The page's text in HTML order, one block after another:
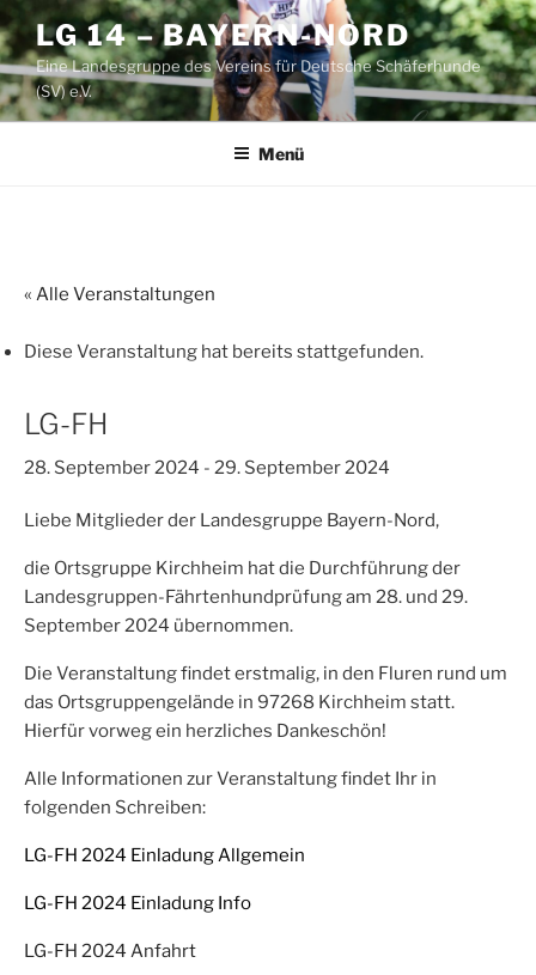
Zum
Inhalt
springen
LG 14 – BAYERN-NORD
Eine Landesgruppe des Vereins für Deutsche Schäferhunde
(SV) e.V.
Menü
« Alle Veranstaltungen
Diese Veranstaltung hat bereits stattgefunden.
LG-FH
28. September 2024 - 29. September 2024
Liebe Mitglieder der Landesgruppe Bayern-Nord,
die Ortsgruppe Kirchheim hat die Durchführung der
Landesgruppen-Fährtenhundprüfung am 28. und 29.
September 2024 übernommen.
Die Veranstaltung findet erstmalig, in den Fluren rund um
das Ortsgruppengelände in 97268 Kirchheim statt.
Hierfür vorweg ein herzliches Dankeschön!
Alle Informationen zur Veranstaltung findet Ihr in
folgenden Schreiben:
LG-FH 2024 Einladung Allgemein
LG-FH 2024 Einladung Info
LG-FH 2024 Anfahrt